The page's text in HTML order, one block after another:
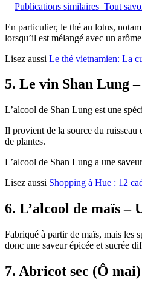
Publications similaires Tout
En particulier, le thé au lotus,
lorsqu’il est mélangé avec un
Lisez aussi Le thé vietnamien: La
5. Le vin Shan Lung
L’alcool de Shan Lung est une
Il provient de la source du ruisseau
de plantes.
L’alcool de Shan Lung a une
Lisez aussi Shopping à Hue : 12
6. L’alcool de maïs –
Fabriqué à partir de maïs, mais les
donc une saveur épicée et sucrée
7. Abricot sec (Ô